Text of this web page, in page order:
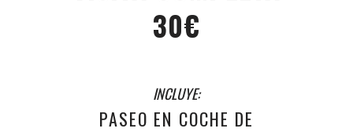
30€
INCLUYE:
PASEO EN COCHE DE